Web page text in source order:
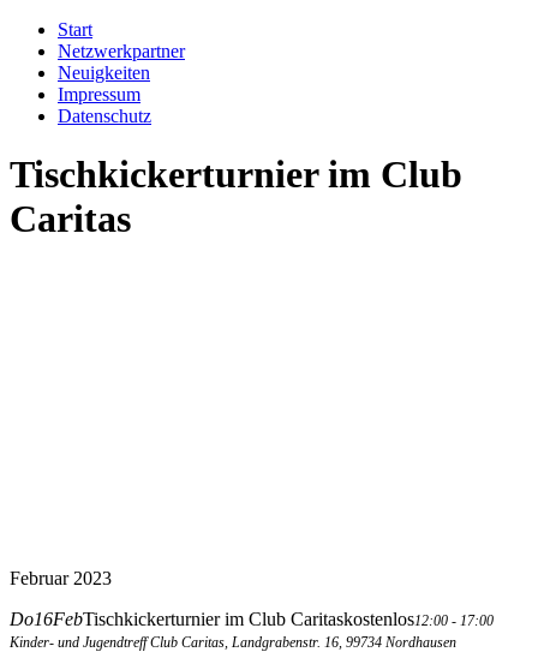
Start
Netzwerkpartner
Neuigkeiten
Impressum
Datenschutz
Tischkickerturnier im Club
Caritas
Februar 2023
Do16FebTischkickerturnier im Club Caritaskostenlos12:00 - 17:00
Kinder- und Jugendtreff Club Caritas, Landgrabenstr. 16, 99734 Nordhausen